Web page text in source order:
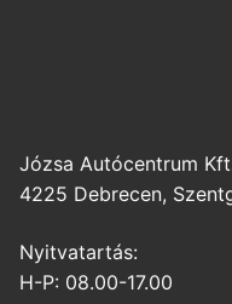
Józsa Autócentrum
4225 Debrecen,
Nyitvatartás:
H-P: 08.00-17.00